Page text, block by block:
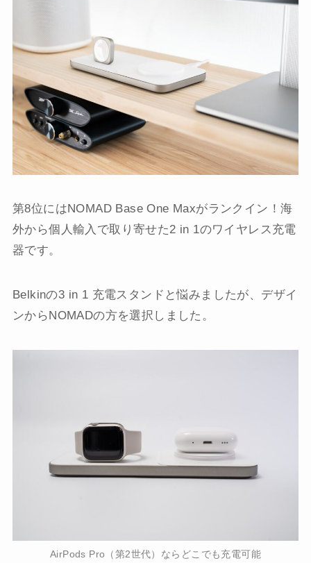
第8位にはNOMAD Base One Maxがランクイン！海
外から個人輸入で取り寄せた2 in 1のワイヤレス充電
器です。
Belkinの3 in 1 充電スタンドと悩みましたが、デザイ
ンからNOMADの方を選択しました。
AirPods Pro（第2世代）ならどこでも充電可能